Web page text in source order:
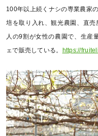
100年以上続くナシの専業農家
培を取り入れ、観光農園、直
人の9割が女性の農園で、生産
ェで販売している。
https://